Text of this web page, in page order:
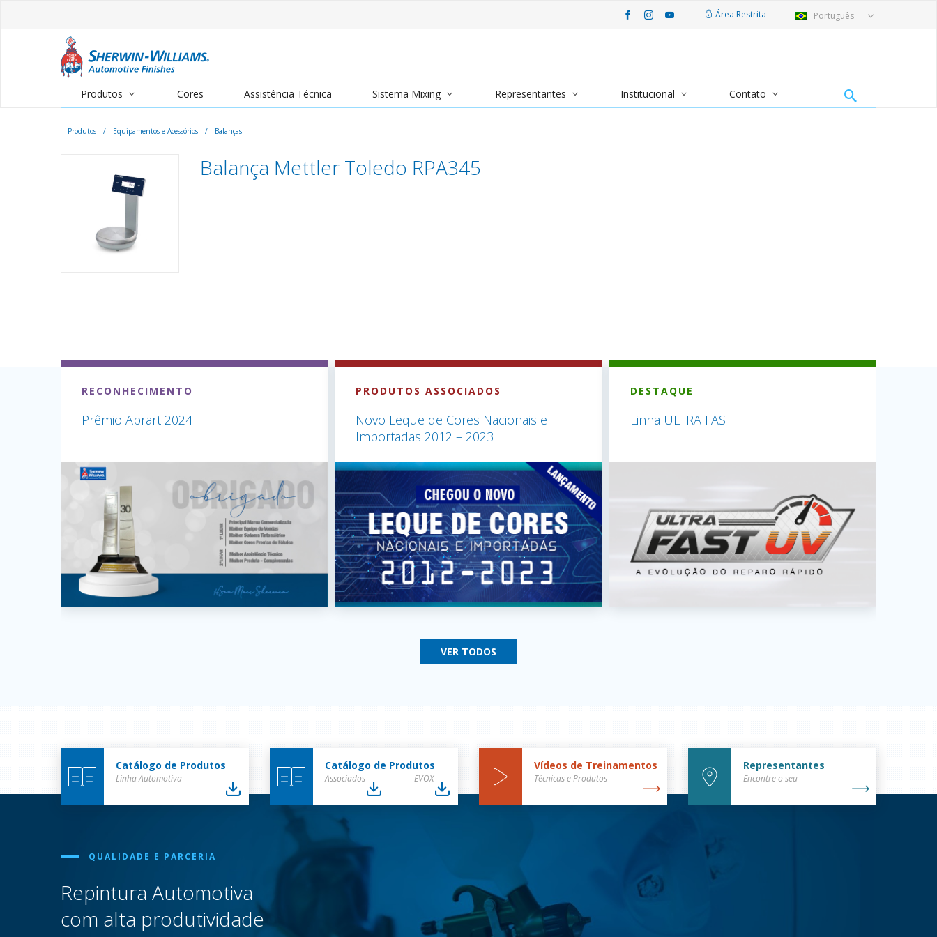
Área Restrita Português
Produtos Cores Assistência Técnica Sistema Mixing Representantes Institucional Contato
Produtos / Equipamentos e Acessórios / Balanças
Balança Mettler Toledo RPA345
RECONHECIMENTO
Prêmio Abrart 2024
PRODUTOS ASSOCIADOS
Novo Leque de Cores Nacionais e
Importadas 2012 – 2023
DESTAQUE
Linha ULTRA FAST
VER TODOS
Catálogo de Produtos
Linha Automotiva
Catálogo de Produtos
Associados EVOX
Vídeos de Treinamentos
Técnicas e Produtos
Representantes
Encontre o seu
QUALIDADE E PARCERIA
Repintura Automotiva
com alta produtividade